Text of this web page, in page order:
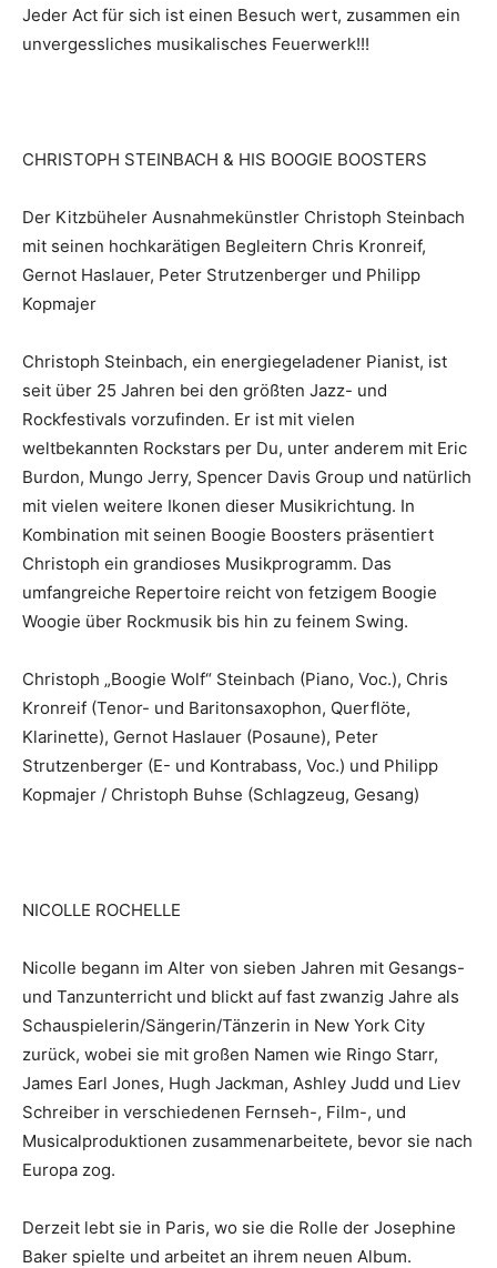
Jeder Act für sich ist einen Besuch wert, zusammen ein
unvergessliches musikalisches Feuerwerk!!!
CHRISTOPH STEINBACH & HIS BOOGIE BOOSTERS
Der Kitzbüheler Ausnahmekünstler Christoph Steinbach
mit seinen hochkarätigen Begleitern Chris Kronreif,
Gernot Haslauer, Peter Strutzenberger und Philipp
Kopmajer
Christoph Steinbach, ein energiegeladener Pianist, ist
seit über 25 Jahren bei den größten Jazz- und
Rockfestivals vorzufinden. Er ist mit vielen
weltbekannten Rockstars per Du, unter anderem mit Eric
Burdon, Mungo Jerry, Spencer Davis Group und natürlich
mit vielen weitere Ikonen dieser Musikrichtung. In
Kombination mit seinen Boogie Boosters präsentiert
Christoph ein grandioses Musikprogramm. Das
umfangreiche Repertoire reicht von fetzigem Boogie
Woogie über Rockmusik bis hin zu feinem Swing.
Christoph „Boogie Wolf“ Steinbach (Piano, Voc.), Chris
Kronreif (Tenor- und Baritonsaxophon, Querflöte,
Klarinette), Gernot Haslauer (Posaune), Peter
Strutzenberger (E- und Kontrabass, Voc.) und Philipp
Kopmajer / Christoph Buhse (Schlagzeug, Gesang)
NICOLLE ROCHELLE
Nicolle begann im Alter von sieben Jahren mit Gesangs-
und Tanzunterricht und blickt auf fast zwanzig Jahre als
Schauspielerin/Sängerin/Tänzerin in New York City
zurück, wobei sie mit großen Namen wie Ringo Starr,
James Earl Jones, Hugh Jackman, Ashley Judd und Liev
Schreiber in verschiedenen Fernseh-, Film-, und
Musicalproduktionen zusammenarbeitete, bevor sie nach
Europa zog.
Derzeit lebt sie in Paris, wo sie die Rolle der Josephine
Baker spielte und arbeitet an ihrem neuen Album.